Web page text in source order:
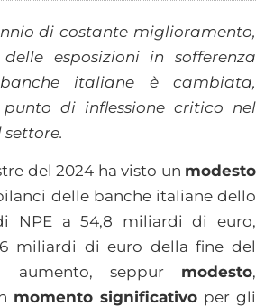
di costante miglioramento,
esposizioni in sofferenza
italiane è cambiata,
di inflessione critico nel
del 2024 ha visto un modesto
delle banche italiane dello
NPE a 54,8 miliardi di euro,
miliardi di euro della fine del
aumento, seppur modesto,
momento significativo per gli